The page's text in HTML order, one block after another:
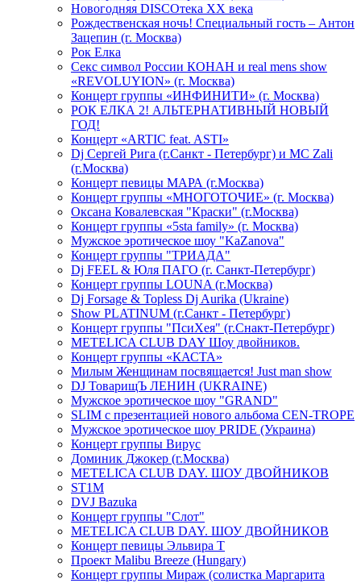
Новогодняя DISCOтека ХХ века
Рождественская ночь! Специальный гость – Антон
Зацепин (г. Москва)
Рок Елка
Секс символ России КОНАН и real mens show
«REVOLUYION» (г. Москва)
Концерт группы «ИНФИНИТИ» (г. Москва)
РОК ЕЛКА 2! АЛЬТЕРНАТИВНЫЙ НОВЫЙ
ГОД!
Концерт «ARTIC feat. ASTI»
Dj Сергей Рига (г.Санкт - Петербург) и MC Zali
(г.Москва)
Концерт певицы МАРА (г.Москва)
Концерт группы «МНОГОТОЧИЕ» (г. Москва)
Оксана Ковалевская "Краски" (г.Москва)
Концерт группы «5sta family» (г. Москва)
Мужское эротическое шоу "KaZanova"
Концерт группы "ТРИАДА"
Dj FEEL & Юля ПАГО (г. Санкт-Петербург)
Концерт группы LOUNA (г.Москва)
Dj Forsage & Topless Dj Aurika (Ukraine)
Show PLATINUM (г.Санкт - Петербург)
Концерт группы "ПсиХея" (г.Снакт-Петербург)
METELICA CLUB DAY Шоу двойников.
Концерт группы «КАСТА»
Милым Женщинам посвящается! Just man show
DJ ТоварищЪ ЛЕНИН (UKRAINE)
Мужское эротическое шоу "GRAND"
SLIM с презентацией нового альбома CEN-TROPE
Мужское эротическое шоу PRIDE (Украина)
Концерт группы Вирус
Доминик Джокер (г.Москва)
METELICA CLUB DAY. ШОУ ДВОЙНИКОВ
ST1M
DVJ Bazuka
Концерт группы "Слот"
METELICA CLUB DAY. ШОУ ДВОЙНИКОВ
Концерт певицы Эльвира Т
Проект Malibu Breeze (Hungary)
Концерт группы Мираж (солистка Маргарита